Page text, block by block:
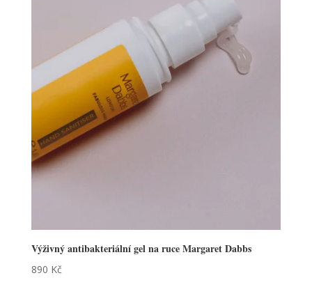
Výživný antibakteriální gel na ruce Margaret Dabbs
890 Kč